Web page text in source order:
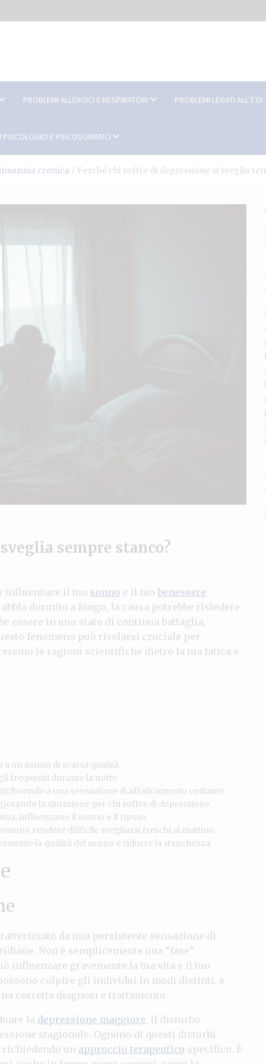
PROBLEMI ALLERGICI E RESPIRATORI PROBLEMI LEGATI ALL’ETÀ
PSICOLOGICI E PSICOSOMATICI
cronica Perché chi soffre di depressione si sveglia
sempre stanco?
influenzare il tuo sonno e il tuo benessere
dormito a lungo, la causa potrebbe risiedere
essere in uno stato di continua battaglia,
fenomeno può rivelarsi cruciale per
le ragioni scientifiche dietro la tua fatica e
un sonno di scarsa qualità.
frequenti durante la notte.
a una sensazione di affaticamento costante.
la situazione per chi soffre di depressione.
influenzano il sonno e il riposo.
rendere difficile svegliarsi freschi al mattino.
la qualità del sonno e ridurre la stanchezza.
da una persistente sensazione di
Non è semplicemente una “fase”
influenzare gravemente la tua vita e il tuo
colpire gli individui in modi distinti, e
corretta diagnosi e trattamento.
la depressione maggiore, il disturbo
stagionale. Ognuno di questi disturbi
un approccio terapeutico specifico. È